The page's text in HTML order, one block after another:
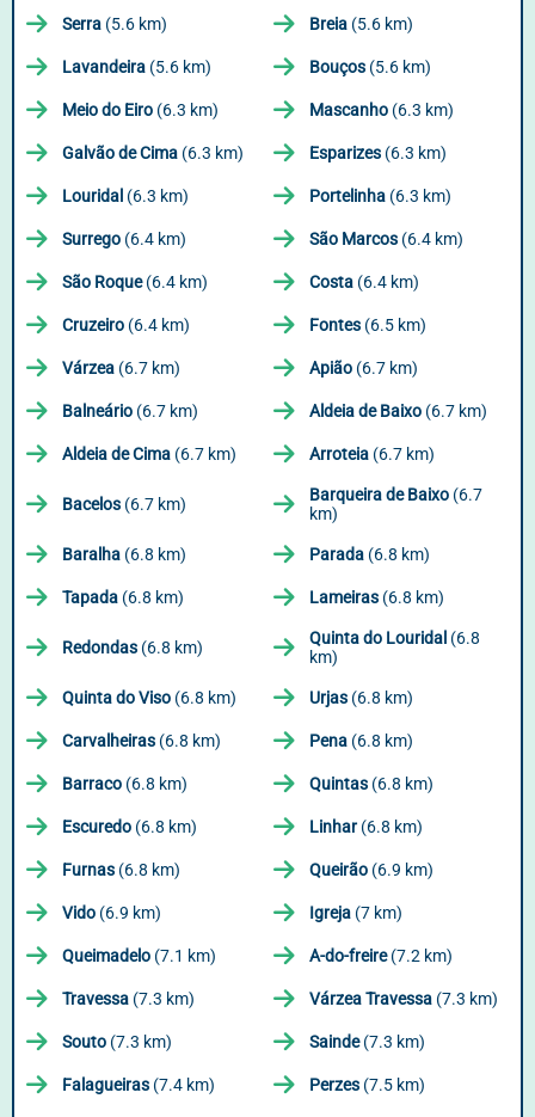
Serra (5.6 km) Breia (5.6 km)
Lavandeira (5.6 km) Bouços (5.6 km)
Meio do Eiro (6.3 km) Mascanho (6.3 km)
Galvão de Cima (6.3 km) Esparizes (6.3 km)
Louridal (6.3 km) Portelinha (6.3 km)
Surrego (6.4 km) São Marcos (6.4 km)
São Roque(6.4 km) Costa (6.4 km)
Cruzeiro (6.4 km) Fontes (6.5 km)
Várzea (6.7 km) Apião (6.7 km)
Balneário (6.7 km) Aldeia de Baixo (6.7 km)
Aldeia de Cima (6.7 km) Arroteia (6.7 km)
Bacelos (6.7 km) Barqueira de Baixo (6.7
km)
Baralha (6.8 km) Parada (6.8 km)
Tapada (6.8 km) Lameiras (6.8 km)
Redondas (6.8 km) Quinta do Louridal (6.8
km)
Quinta do Viso (6.8 km) Urjas (6.8 km)
Carvalheiras (6.8 km) Pena (6.8 km)
Barraco (6.8 km) Quintas (6.8 km)
Escuredo (6.8 km) Linhar(6.8 km)
Furnas (6.8 km) Queirão (6.9 km)
Vido (6.9 km) Igreja (7 km)
Queimadelo (7.1 km) A-do-freire(7.2 km)
Travessa (7.3 km) Várzea Travessa (7.3 km)
Souto (7.3 km) Sainde(7.3 km)
Falagueiras (7.4 km) Perzes (7.5 km)